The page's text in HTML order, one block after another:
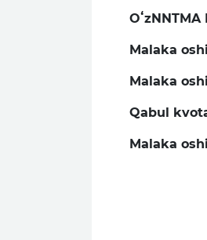
Malaka
Malaka
Qabul
Malaka